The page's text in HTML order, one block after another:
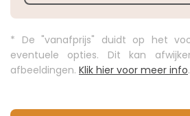
* De "vanafprijs" duidt op het
eventuele opties. Dit kan
afbeeldingen. Klik hier voor meer info.